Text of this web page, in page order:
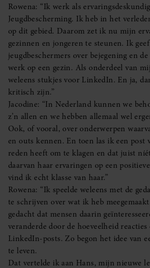
Rowena: “Ik werk als
Jeugdbescherming. Ik heb in het
op dit gebied. Daarom zet ik nu mijn
gezinnen en jongeren te steunen. Ik
jeugdbeschermers over bejegening en
werk op een gezin. Als onderdeel van
weleens stukjes voor LinkedIn. En ja,
kritisch zijn.”
Jacodine: “In Nederland kunnen we
z’n allen en we hebben allemaal wel
Ook, of vooral, over onderwerpen
en outs kennen. En toen las ik een post
reden heeft om te klagen en dat juist
daarvan haar ervaringen op een
vind ik echt klasse van haar.”
Rowena: “Ik speelde weleens met de
te schrijven over wat ik heb
gedacht dat mensen daarin
veranderde door de hoeveelheid
LinkedIn-posts. Zo begon het idee van
te leven.
Dat vertelde ik aan Hans, mijn nieuwe